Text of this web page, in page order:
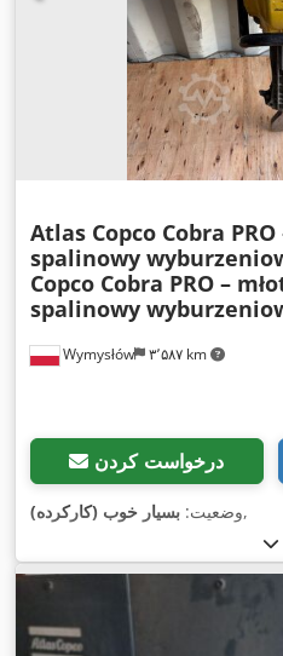
Wymysłów ۳٬۵۸۷ km
Atlas Copco Cobra PRO
spalinowy
Copco Cobra PRO –
spalinowy
درخواست کردن
وضعیت: بسیار خوب (کارکرده) ,